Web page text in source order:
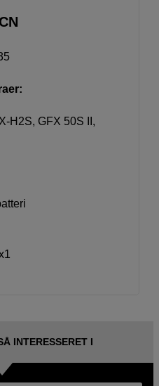
H2S, GFX 50S II,
INTERESSERET I